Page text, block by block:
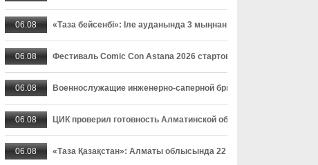
06.08 «Таза бейсенбі»: Іле ауданында 3 мыңнан астам адам
06.08 Фестиваль Comic Con Astana 2026 стартовал в столице
06.08 Военнослужащие инженерно-саперной бригады осваивают
06.08 ЦИК проверил готовность Алматинской области к выборам
06.08 «Таза Қазақстан»: Алматы облысында 22 мыңнан астам